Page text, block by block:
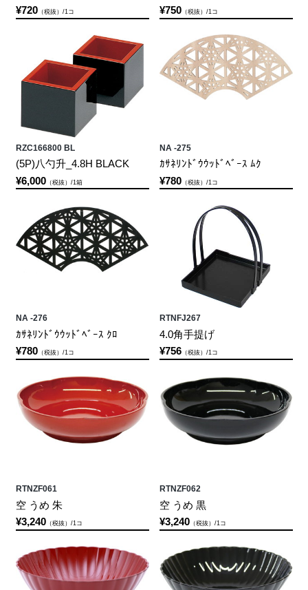
¥720（税抜）/1コ
¥750（税抜）/1コ
RZC166800 BL
(5P)八勺升_4.8H BLACK
¥6,000（税抜）/1箱
NA -275
ｶｻﾈﾘﾝﾄﾞｳｳｯﾄﾞﾍﾞｰｽ ﾑｸ
¥780（税抜）/1コ
NA -276
ｶｻﾈﾘﾝﾄﾞｳｳｯﾄﾞﾍﾞｰｽ ｸﾛ
¥780（税抜）/1コ
RTNFJ267
4.0角手提げ
¥756（税抜）/1コ
RTNZF061
空 うめ 朱
¥3,240（税抜）/1コ
RTNZF062
空 うめ 黒
¥3,240（税抜）/1コ